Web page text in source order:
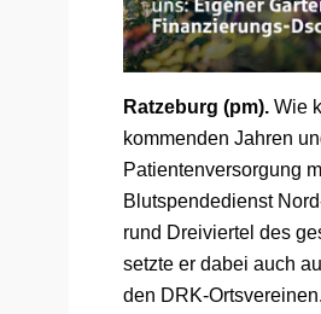
Ratzeburg (pm). Wie
kommenden Jahren
Patientenversorgung
Blutspendedienst
rund Dreiviertel des
setzte er dabei auch
den DRK-